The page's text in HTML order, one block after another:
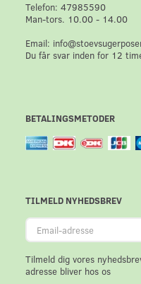
Telefon: 47985590
Man-tors. 10.00 - 14.00
Email:
Du får svar inden for 12
BETALINGSMETODER
TILMELD NYHEDSBREV
Email-
adresse
Tilmeld dig vores
adresse bliver hos os